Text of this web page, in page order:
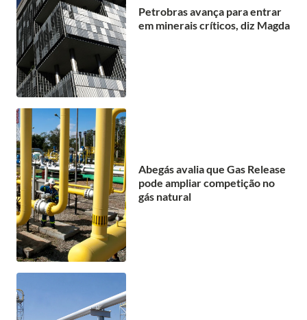
Petrobras avança para entrar
em minerais críticos, diz Magda
Abegás avalia que Gas Release
pode ampliar competição no
gás natural